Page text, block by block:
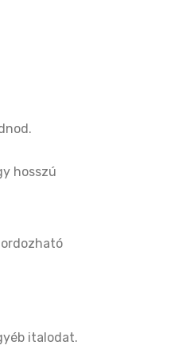
hosszú
italodat.